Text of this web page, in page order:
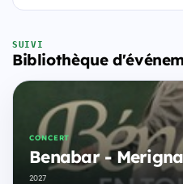
SUIVI
Bibliothèque
CONCERT
Benabar -
2027